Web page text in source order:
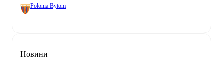
Polonia Bytom
Новини